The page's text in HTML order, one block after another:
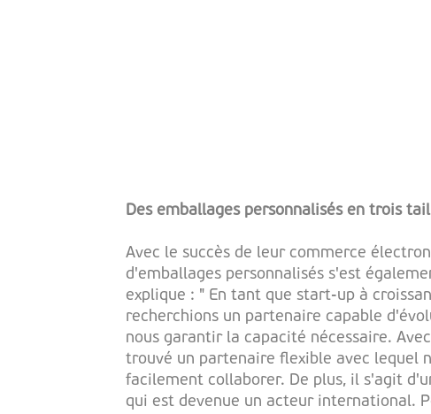
Des emballages personnalisés en trois
Avec le succès de leur commerce
d'emballages personnalisés s'est
explique : " En tant que start-up à
recherchions un partenaire capable
nous garantir la capacité nécessaire.
trouvé un partenaire flexible avec lequel
facilement collaborer. De plus, il s'agit
qui est devenue un acteur international.